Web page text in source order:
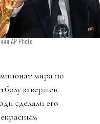
AP Photo
мира по
завершен.
сделали его